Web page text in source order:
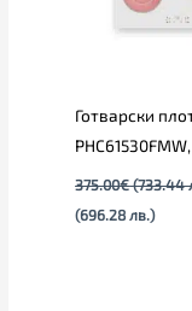
Готварски
375.00€ (733.44
(696.28 лв.)